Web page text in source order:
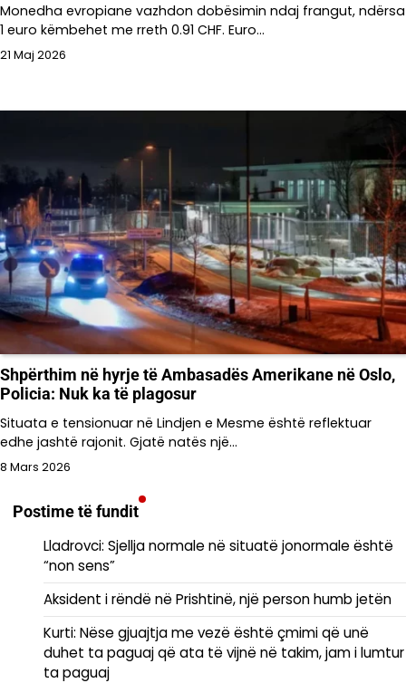
Monedha evropiane vazhdon dobësimin ndaj frangut, ndërsa
1 euro këmbehet me rreth 0.91 CHF. Euro…
21 Maj 2026
Shpërthim në hyrje të Ambasadës Amerikane në Oslo,
Policia: Nuk ka të plagosur
Situata e tensionuar në Lindjen e Mesme është reflektuar
edhe jashtë rajonit. Gjatë natës një…
8 Mars 2026
Postime të fundit
Lladrovci: Sjellja normale në situatë jonormale është
“non sens”
Aksident i rëndë në Prishtinë, një person humb jetën
Kurti: Nëse gjuajtja me vezë është çmimi që unë
duhet ta paguaj që ata të vijnë në takim, jam i lumtur
ta paguaj